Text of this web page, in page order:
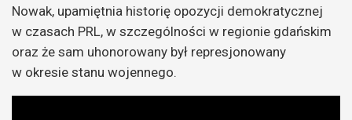
Nowak, upamiętnia historię opozycji demokratycznej
w czasach PRL, w szczególności w regionie gdańskim
oraz że sam uhonorowany był represjonowany
w okresie stanu wojennego.